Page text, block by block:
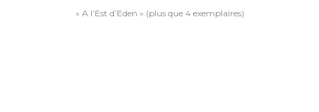
Navigation
« A l’Est d’Eden » (plus que 4 exemplaires)